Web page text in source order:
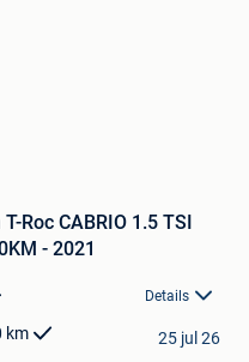
Roc CABRIO 1.5 TSI
- 2021
Details
km 25 jul 26